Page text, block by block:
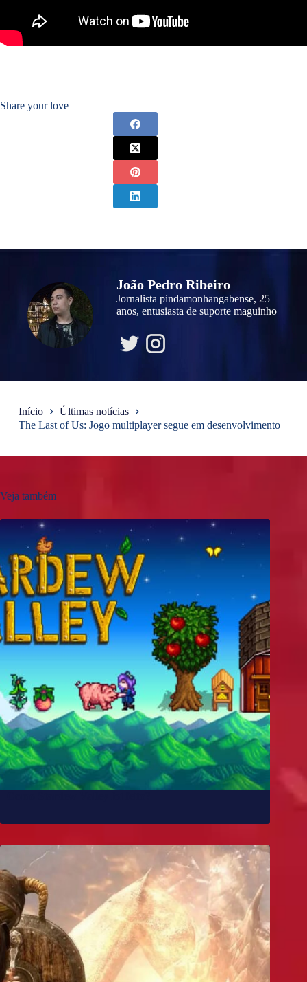
Share your love
João Pedro Ribeiro
Jornalista pindamonhangabense, 25
anos, entusiasta de suporte maguinho
Início
Últimas notícias
The Last of Us: Jogo multiplayer segue em desenvolvimento
Veja também